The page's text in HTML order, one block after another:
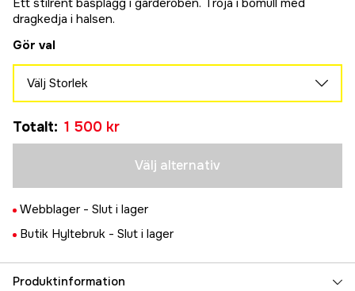
Ett stilrent basplagg i garderoben. Tröja i bomull med
dragkedja i halsen.
Gör val
Välj Storlek
1 500 kr
M
1 500 kr
Tillfälligt slut
1 500 kr
1 500 kr
Tillfälligt slut
Totalt: 1 500 kr
Välj alternativ
Webblager - Slut i lager
Butik Hyltebruk - Slut i lager
Produktinformation